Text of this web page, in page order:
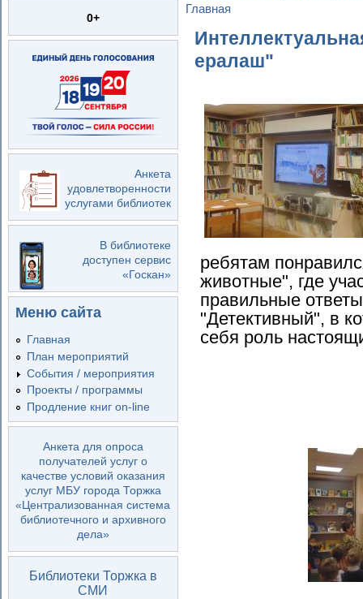
0+
Анкета
удовлетворенности
услугами библиотек
В библиотеке
доступен сервис
«Госкан»
Меню сайта
Главная
План мероприятий
События / мероприятия
Проекты / программы
Продление книг on-line
Анкета для опроса
получателей услуг о
качестве условий оказания
услуг МБУ города Торжка
«Централизованная система
библиотечного и архивного
дела»
Библиотеки Торжка в
СМИ
Вы здесь
Главная
ералаш"
ребятам
животные", где
правильные
"Детективный", в
себя роль